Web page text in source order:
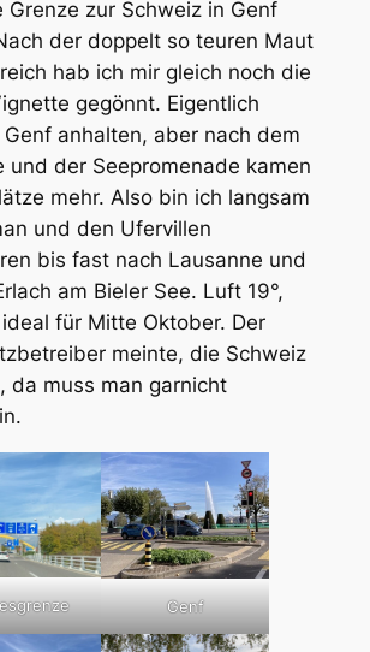
Grenze zur Schweiz in Genf
der doppelt so teuren Maut
hab ich mir gleich noch die
gegönnt. Eigentlich
anhalten, aber nach dem
und der Seepromenade kamen
mehr. Also bin ich langsam
und den Ufervillen
bis fast nach Lausanne und
am Bieler See. Luft 19°,
ideal für Mitte Oktober. Der
meinte, die Schweiz
da muss man garnicht
Genf